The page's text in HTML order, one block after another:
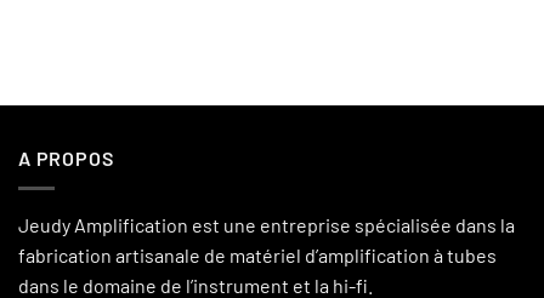
A PROPOS
Jeudy Amplification est une entreprise spécialisée dans la
fabrication artisanale de matériel d’amplification à tubes
dans le domaine de l’instrument et la hi-fi.